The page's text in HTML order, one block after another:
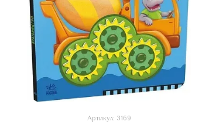
Артикул: 3169